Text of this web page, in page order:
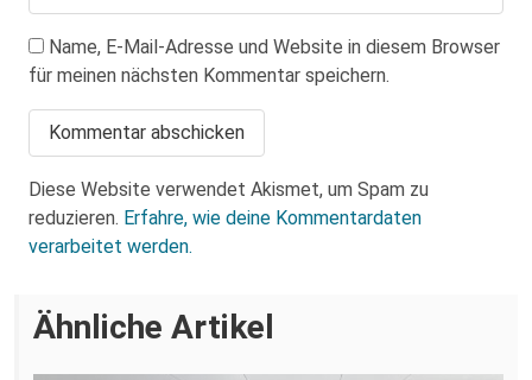
Name, E-Mail-Adresse und Website in diesem Browser
für meinen nächsten Kommentar speichern.
Diese Website verwendet Akismet, um Spam zu
reduzieren. Erfahre, wie deine Kommentardaten
verarbeitet werden.
Ähnliche Artikel